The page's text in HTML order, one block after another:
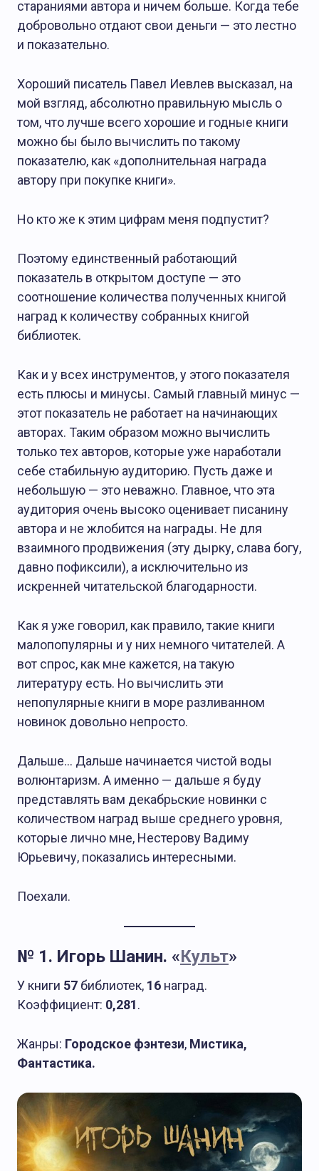
О Журнале АТ
Редакция 04.02.2025
стараниями автора и ничем больше. Когда тебе
добровольно отдают свои деньги — это лестно
и показательно.
Хороший писатель Павел Иевлев высказал, на
мой взгляд, абсолютно правильную мысль о
том, что лучше всего хорошие и годные книги
можно бы было вычислить по такому
показателю, как «дополнительная награда
автору при покупке книги».
Но кто же к этим цифрам меня подпустит?
Поэтому единственный работающий
показатель в открытом доступе — это
соотношение количества полученных книгой
наград к количеству собранных книгой
библиотек.
Как и у всех инструментов, у этого показателя
есть плюсы и минусы. Самый главный минус —
этот показатель не работает на начинающих
авторах. Таким образом можно вычислить
только тех авторов, которые уже наработали
себе стабильную аудиторию. Пусть даже и
небольшую — это неважно. Главное, что эта
аудитория очень высоко оценивает писанину
автора и не жлобится на награды. Не для
взаимного продвижения (эту дырку, слава богу,
давно пофиксили), а исключительно из
искренней читательской благодарности.
Как я уже говорил, как правило, такие книги
малопопулярны и у них немного читателей. А
вот спрос, как мне кажется, на такую
литературу есть. Но вычислить эти
непопулярные книги в море разливанном
новинок довольно непросто.
Дальше… Дальше начинается чистой воды
волюнтаризм. А именно — дальше я буду
представлять вам декабрьские новинки с
количеством наград выше среднего уровня,
которые лично мне, Нестерову Вадиму
Юрьевичу, показались интересными.
Поехали.
№ 1. Игорь Шанин. «Культ»
У книги 57 библиотек, 16 наград.
Коэффициент: 0,281.
Жанры: Городское фэнтези, Мистика,
Фантастика.